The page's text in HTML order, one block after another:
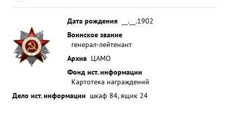
Дата рождения
__.__.1902
Воинское звание
генерал-лейтенант
Архив ЦАМО
Фонд ист. информации
Картотека награждений
Дело ист. информации шкаф 84, ящик 24